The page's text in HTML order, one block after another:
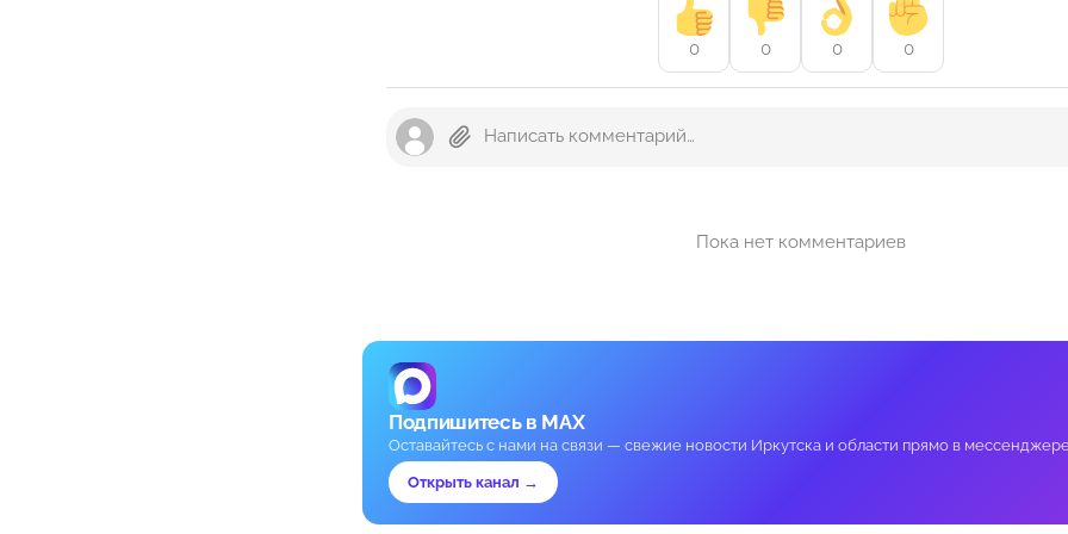
0 0 0 0
Пока нет комментариев
Подпишитесь в MAX
Оставайтесь с нами на связи — свежие новости Иркутска и области прямо в
Открыть канал →